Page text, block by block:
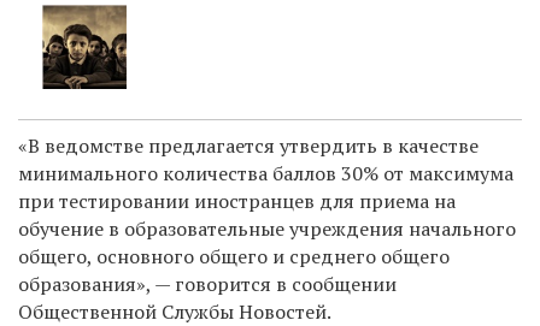
«В ведомстве предлагается утвердить в качестве
минимального количества баллов 30% от максимума
при тестировании иностранцев для приема на
обучение в образовательные учреждения начального
общего, основного общего и среднего общего
образования», — говорится в сообщении
Общественной Службы Новостей.